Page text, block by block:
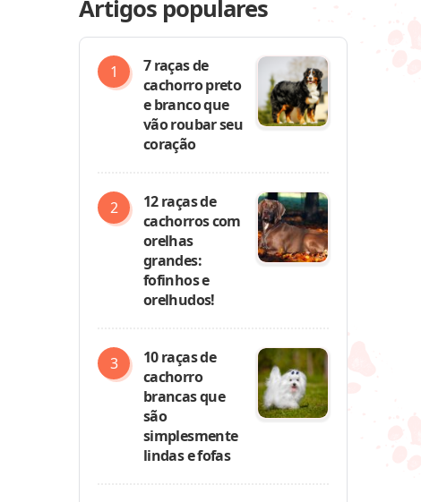
Artigos populares
7 raças de
cachorro preto
e branco que
vão roubar seu
coração
12 raças de
cachorros com
orelhas
grandes:
fofinhos e
orelhudos!
10 raças de
cachorro
brancas que
são
simplesmente
lindas e fofas